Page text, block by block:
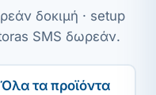
δοκιμή · setup
SMS δωρεάν.
Όλα τα προϊόντα